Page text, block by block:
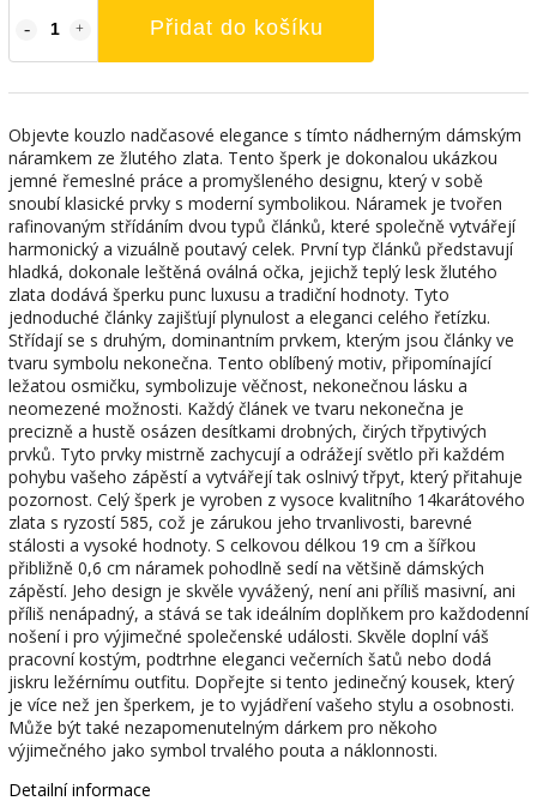
Přidat do košíku
Objevte kouzlo nadčasové elegance s tímto nádherným dámským
náramkem ze žlutého zlata. Tento šperk je dokonalou ukázkou
jemné řemeslné práce a promyšleného designu, který v sobě
snoubí klasické prvky s moderní symbolikou. Náramek je tvořen
rafinovaným střídáním dvou typů článků, které společně vytvářejí
harmonický a vizuálně poutavý celek. První typ článků představují
hladká, dokonale leštěná oválná očka, jejichž teplý lesk žlutého
zlata dodává šperku punc luxusu a tradiční hodnoty. Tyto
jednoduché články zajišťují plynulost a eleganci celého řetízku.
Střídají se s druhým, dominantním prvkem, kterým jsou články ve
tvaru symbolu nekonečna. Tento oblíbený motiv, připomínající
ležatou osmičku, symbolizuje věčnost, nekonečnou lásku a
neomezené možnosti. Každý článek ve tvaru nekonečna je
precizně a hustě osázen desítkami drobných, čirých třpytivých
prvků. Tyto prvky mistrně zachycují a odrážejí světlo při každém
pohybu vašeho zápěstí a vytvářejí tak oslnivý třpyt, který přitahuje
pozornost. Celý šperk je vyroben z vysoce kvalitního 14karátového
zlata s ryzostí 585, což je zárukou jeho trvanlivosti, barevné
stálosti a vysoké hodnoty. S celkovou délkou 19 cm a šířkou
přibližně 0,6 cm náramek pohodlně sedí na většině dámských
zápěstí. Jeho design je skvěle vyvážený, není ani příliš masivní, ani
příliš nenápadný, a stává se tak ideálním doplňkem pro každodenní
nošení i pro výjimečné společenské události. Skvěle doplní váš
pracovní kostým, podtrhne eleganci večerních šatů nebo dodá
jiskru ležérnímu outfitu. Dopřejte si tento jedinečný kousek, který
je více než jen šperkem, je to vyjádření vašeho stylu a osobnosti.
Může být také nezapomenutelným dárkem pro někoho
výjimečného jako symbol trvalého pouta a náklonnosti.
Detailní informace